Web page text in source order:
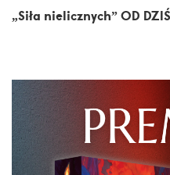
„Siła nielicznych” OD